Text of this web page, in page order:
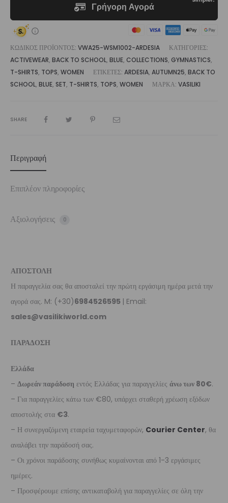
ποσότητα
ΚΩΔΙΚΌΣ ΠΡΟΪΌΝΤΟΣ: VWA25-WSM1002-ARDESIA
ΚΑΤΗΓΟΡΊΕΣ:
ACTIVEWEAR, BACK TO SCHOOL, BLUE, COLLECTIONS, GYMNASTICS,
T-SHIRTS, TOPS, WOMEN ΕΤΙΚΈΤΕΣ: ARDESIA, AUTUMN25, BACK TO
SCHOOL, BLUE, SET, T-SHIRTS, TOPS, WOMEN ΜΆΡΚΑ: VASILIKI
SHARE
Περιγραφή
Επιπλέον πληροφορίες
Αξιολογήσεις 0
ΑΠΟΣΤΟΛΗ
Η παραγγελία σας θα αποσταλεί την πρώτη εργάσιμη ημέρα μετά την
αγορά σας. M: (+30)6984526595 | Email:
sales@vasilikiworld.com
ΠΑΡΑΔΟΣΗ
Ελλάδα
– Δωρεάν παράδοση εντός Ελλάδας για παραγγελίες άνω των 80€.
– Για παραγγελίες κάτω των €80, υπάρχει σταθερή χρέωση εξόδων
αποστολής στα €3.
– Η συνεργαζόμενη εταιρεία ταχυμεταφορών, Courier Center, θα
αναλάβει την παράδοσή σας.
– Οι χρόνοι παράδοσης συνήθως κυμαίνονται από 1-3 εργάσιμες
ημέρες.
– Προσφέρουμε επίσης αντικαταβολή για παραγγελίες σε όλη την